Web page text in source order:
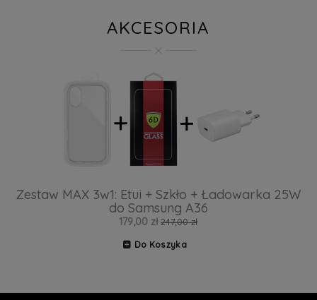
AKCESORIA
Zestaw MAX 3w1: Etui + Szkło + Ładowarka 25W
do Samsung A36
179,00 zł 247,00 zł
Do Koszyka